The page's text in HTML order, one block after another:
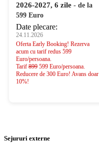
2026-2027, 6 zile - de la
599 Euro
Date plecare:
24.11.2026
Oferta Early Booking! Rezerva
acum cu tarif redus 599
Euro/persoana.
Tarif 899 599 Euro/persoana.
Reducere de 300 Euro! Avans doar
10%!
Sejururi externe